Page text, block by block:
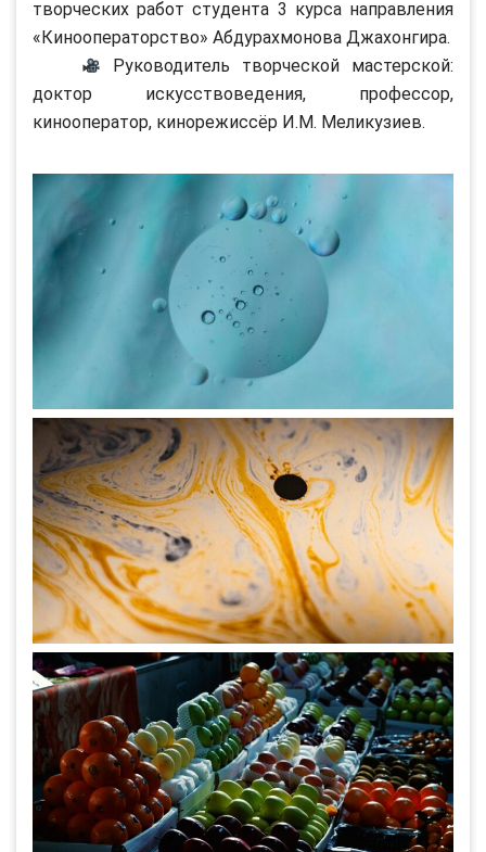
творческих работ студента 3 курса направления
«Кинооператорство» Абдурахмонова Джахонгира.
Руководитель творческой мастерской:
доктор искусствоведения, профессор,
кинооператор, кинорежиссёр И.М. Меликузиев.